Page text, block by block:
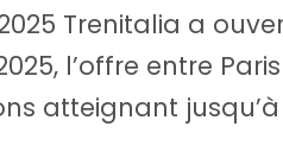
Trenitalia a
l’offre entre
atteignant jusqu’à